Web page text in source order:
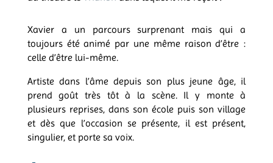
Xavier a un parcours surprenant mais qui a
toujours été animé par une même raison d’être :
celle d’être lui-même.
Artiste dans l’âme depuis son plus jeune âge, il
prend goût très tôt à la scène. Il y monte à
plusieurs reprises, dans son école puis son village
et dès que l’occasion se présente, il est présent,
singulier, et porte sa voix.